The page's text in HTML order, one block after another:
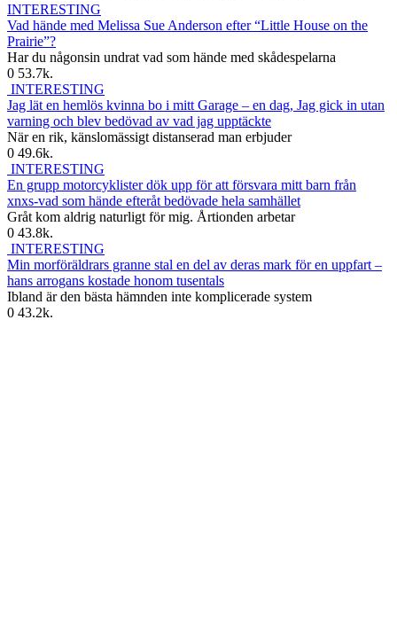
INTERESTING
Vad hände med Melissa Sue Anderson efter “Little House on the
Prairie”?
Har du någonsin undrat vad som hände med skådespelarna
0 53.7k.
INTERESTING
Jag lät en hemlös kvinna bo i mitt Garage – en dag, Jag gick in utan
varning och blev bedövad av vad jag upptäckte
När en rik, känslomässigt distanserad man erbjuder
0 49.6k.
INTERESTING
En grupp motorcyklister dök upp för att försvara mitt barn från
xnxs-vad som hände efteråt bedövade hela samhället
Gråt kom aldrig naturligt för mig. Årtionden arbetar
0 43.8k.
INTERESTING
Min morföräldrars granne stal en del av deras mark för en uppfart –
hans arrogans kostade honom tusentals
Ibland är den bästa hämnden inte komplicerade system
0 43.2k.